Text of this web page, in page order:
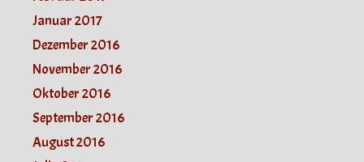
Januar 2017
Dezember 2016
November 2016
Oktober 2016
September 2016
August 2016